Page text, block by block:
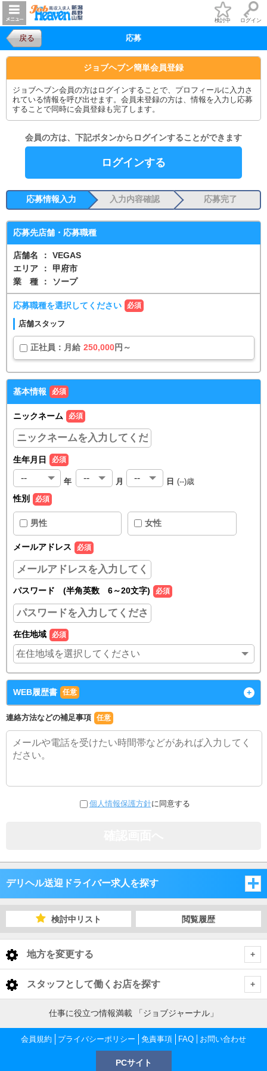
検討中 ログイン
戻る 応募
ジョブヘブン簡単会員登録
ジョブヘブン会員の方はログインすることで、プロフィールに入力さ
れている情報を呼び出せます。会員未登録の方は、情報を入力し応募
することで同時に会員登録も完了します。
会員の方は、下記ボタンからログインすることができます
ログインする
応募情報入力 入力内容確認 応募完了
応募先店舗・応募職種
店舗名
エリア
業種
：
VEGAS
：
甲府市
：
ソープ
応募職種を選択してください 必須
店舗スタッフ
正社員 ： 月給 250,000円～
基本情報 必須
ニックネーム 必須
生年月日 必須
年 月 日 (--)歳
性別 必須
男性 女性
メールアドレス 必須
パスワード (半角英数 6～20文字) 必須
在住地域 必須
WEB履歴書 任意 +
連絡方法などの補足事項 任意
個人情報保護方針に同意する
デリヘル送迎ドライバー求人を探す
新潟県
下越 デリヘル送迎ドライバー
新潟市 デリヘル送迎ドライバー
中越
中越 デリヘル送迎ドライバー
長野・千曲・須坂・中野
長野・千曲・須坂・中野 デリヘル送迎ドライバー
山梨県 デリヘル送迎ドライバー
検討中リスト 閲覧履歴
地方を変更する
< 全国トップ
北海道 男性高収入
東北 男性高収入
南関東 男性高収入
スタッフとして働くお店を探す
新潟県
新潟 男性高収入
長野県
仕事に役立つ情報満載 「ジョブジャーナル」
会員規約 プライバシーポリシー 免責事項 FAQ お問い合わせ
PCサイト